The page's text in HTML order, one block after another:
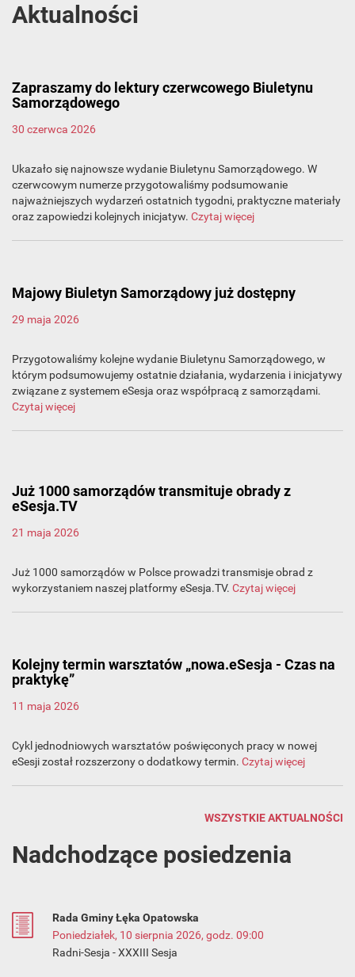
Aktualności
Zapraszamy do lektury czerwcowego Biuletynu
Samorządowego
30 czerwca 2026
Ukazało się najnowsze wydanie Biuletynu Samorządowego. W
czerwcowym numerze przygotowaliśmy podsumowanie
najważniejszych wydarzeń ostatnich tygodni, praktyczne materiały
oraz zapowiedzi kolejnych inicjatyw. Czytaj więcej
Majowy Biuletyn Samorządowy już dostępny
29 maja 2026
Przygotowaliśmy kolejne wydanie Biuletynu Samorządowego, w
którym podsumowujemy ostatnie działania, wydarzenia i inicjatywy
związane z systemem eSesja oraz współpracą z samorządami.
Czytaj więcej
Już 1000 samorządów transmituje obrady z
eSesja.TV
21 maja 2026
Już 1000 samorządów w Polsce prowadzi transmisje obrad z
wykorzystaniem naszej platformy eSesja.TV. Czytaj więcej
Kolejny termin warsztatów „nowa.eSesja - Czas na
praktykę”
11 maja 2026
Cykl jednodniowych warsztatów poświęconych pracy w nowej
eSesji został rozszerzony o dodatkowy termin. Czytaj więcej
WSZYSTKIE AKTUALNOŚCI
Nadchodzące posiedzenia
Rada Gminy Łęka Opatowska
Poniedziałek, 10 sierpnia 2026, godz. 09:00
Radni-Sesja - XXXIII Sesja